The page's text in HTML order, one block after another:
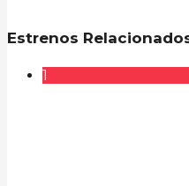
Estrenos
1